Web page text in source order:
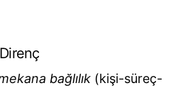
bağlılık (kişi-süreç-